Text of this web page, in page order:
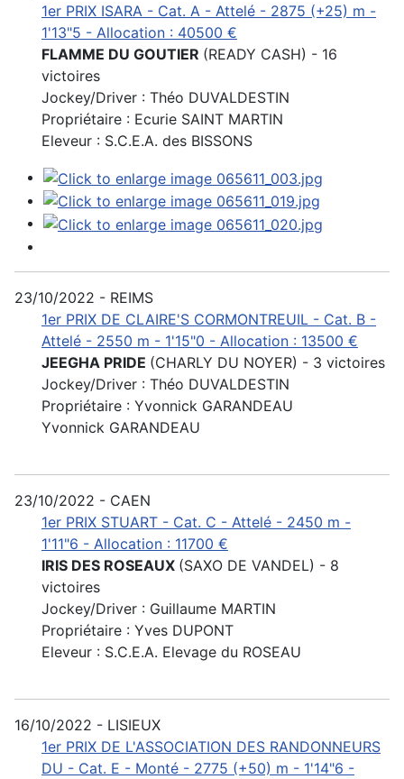
1er PRIX ISARA - Cat. A - Attelé - 2875 (+25) m -
1'13"5 - Allocation : 40500 €
FLAMME DU GOUTIER (READY CASH) - 16
victoires
Jockey/Driver : Théo DUVALDESTIN
Propriétaire : Ecurie SAINT MARTIN
Eleveur : S.C.E.A. des BISSONS
23/10/2022 - REIMS
1er PRIX DE CLAIRE'S CORMONTREUIL - Cat. B -
Attelé - 2550 m - 1'15"0 - Allocation : 13500 €
JEEGHA PRIDE (CHARLY DU NOYER) - 3 victoires
Jockey/Driver : Théo DUVALDESTIN
Propriétaire : Yvonnick GARANDEAU
Yvonnick GARANDEAU
23/10/2022 - CAEN
1er PRIX STUART - Cat. C - Attelé - 2450 m -
1'11"6 - Allocation : 11700 €
IRIS DES ROSEAUX (SAXO DE VANDEL) - 8
victoires
Jockey/Driver : Guillaume MARTIN
Propriétaire : Yves DUPONT
Eleveur : S.C.E.A. Elevage du ROSEAU
16/10/2022 - LISIEUX
1er PRIX DE L'ASSOCIATION DES RANDONNEURS
DU - Cat. E - Monté - 2775 (+50) m - 1'14"6 -